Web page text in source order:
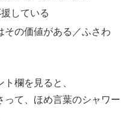
援している
その価値がある／ふさわ
欄を見ると、
って、ほめ言葉のシャワー